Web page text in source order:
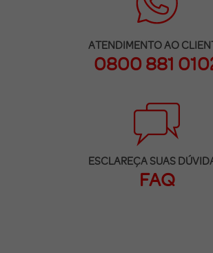
ATENDIMENTO AO
0800 881
ESCLAREÇA SUAS
FAQ